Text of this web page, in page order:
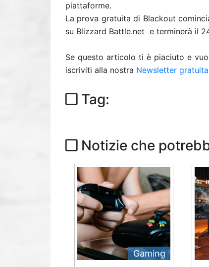
piattaforme.
La prova gratuita di Blackout
su Blizzard Battle.net e terminerà il
Se questo articolo ti è piaciuto e
iscriviti alla nostra Newsletter gratuita
Tag:
Notizie che
Gaming